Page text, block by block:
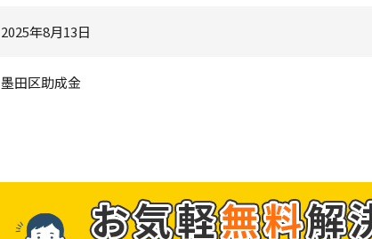
2025年8月13日
墨田区助成金